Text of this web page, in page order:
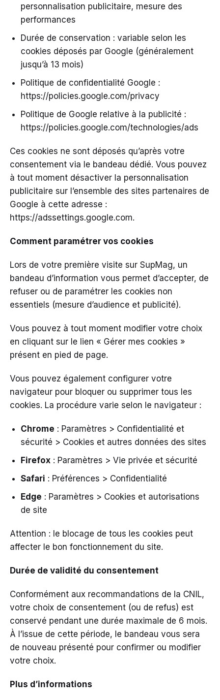
personnalisation publicitaire, mesure des
performances
Durée de conservation : variable selon les
cookies déposés par Google (généralement
jusqu’à 13 mois)
Politique de confidentialité Google :
https://policies.google.com/privacy
Politique de Google relative à la publicité :
https://policies.google.com/technologies/ads
Ces cookies ne sont déposés qu’après votre
consentement via le bandeau dédié. Vous pouvez
à tout moment désactiver la personnalisation
publicitaire sur l’ensemble des sites partenaires de
Google à cette adresse :
https://adssettings.google.com.
Comment paramétrer vos cookies
Lors de votre première visite sur SupMag, un
bandeau d’information vous permet d’accepter, de
refuser ou de paramétrer les cookies non
essentiels (mesure d’audience et publicité).
Vous pouvez à tout moment modifier votre choix
en cliquant sur le lien « Gérer mes cookies »
présent en pied de page.
Vous pouvez également configurer votre
navigateur pour bloquer ou supprimer tous les
cookies. La procédure varie selon le navigateur :
Chrome : Paramètres > Confidentialité et
sécurité > Cookies et autres données des sites
Firefox : Paramètres > Vie privée et sécurité
Safari : Préférences > Confidentialité
Edge : Paramètres > Cookies et autorisations
de site
Attention : le blocage de tous les cookies peut
affecter le bon fonctionnement du site.
Durée de validité du consentement
Conformément aux recommandations de la CNIL,
votre choix de consentement (ou de refus) est
conservé pendant une durée maximale de 6 mois.
À l’issue de cette période, le bandeau vous sera
de nouveau présenté pour confirmer ou modifier
votre choix.
Plus d’informations